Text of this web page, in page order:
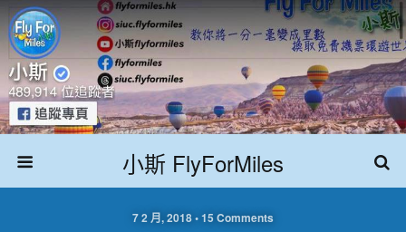
小斯 FlyForMiles
7 2 月, 2018 • 15 Comments